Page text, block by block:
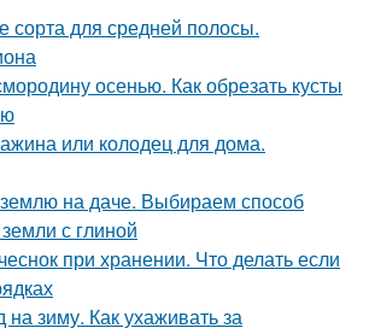
сорта для средней полосы.
осенью. Как обрезать кусты
или колодец для дома.
на даче. Выбираем способ
с глиной
при хранении. Что делать если
на зиму. Как ухаживать за